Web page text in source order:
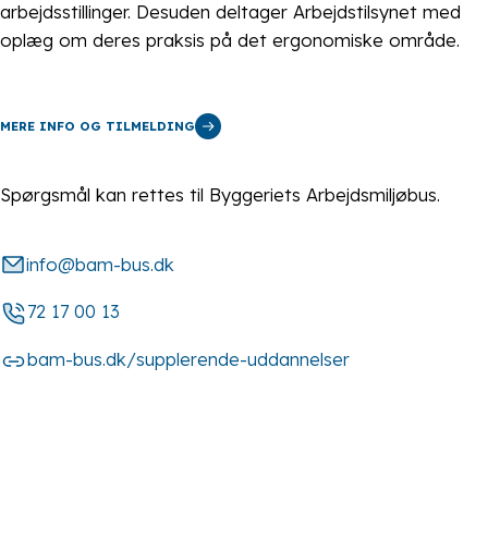
arbejdsstillinger. Desuden deltager Arbejdstilsynet med
oplæg om deres praksis på det ergonomiske område.
MERE INFO OG TILMELDING
Spørgsmål kan rettes til Byggeriets Arbejdsmiljøbus.
info@bam-bus.dk
72 17 00 13
bam-bus.dk/supplerende-uddannelser